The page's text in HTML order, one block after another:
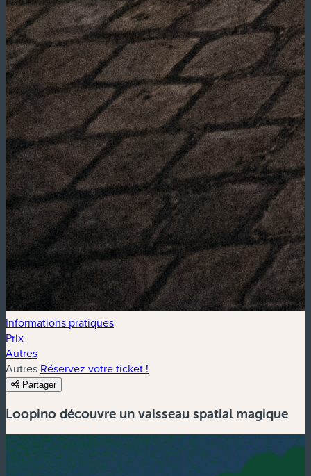
Informations pratiques
Prix
Autres
Autres Réservez votre ticket !
Partager
Loopino découvre un vaisseau spatial magique